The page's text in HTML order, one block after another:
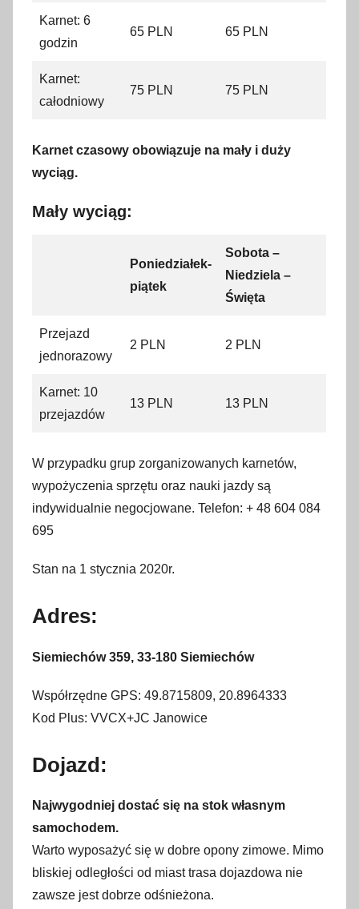
Karnet: 6
godzin
65 PLN 65 PLN
Karnet:
całodniowy
75 PLN 75 PLN
Karnet czasowy obowiązuje na mały i duży
wyciąg.
Mały wyciąg:
Poniedziałek-
piątek
Sobota –
Niedziela –
Święta
Przejazd
jednorazowy
2 PLN 2 PLN
Karnet: 10
przejazdów
13 PLN 13 PLN
W przypadku grup zorganizowanych karnetów,
wypożyczenia sprzętu oraz nauki jazdy są
indywidualnie negocjowane. Telefon: + 48 604 084
695
Stan na 1 stycznia 2020r.
Adres:
Siemiechów 359, 33-180 Siemiechów
Współrzędne GPS: 49.8715809, 20.8964333
Kod Plus: VVCX+JC Janowice
Dojazd:
Najwygodniej dostać się na stok własnym
samochodem.
Warto wyposażyć się w dobre opony zimowe. Mimo
bliskiej odległości od miast trasa dojazdowa nie
zawsze jest dobrze odśnieżona.